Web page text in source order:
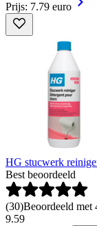
Prijs: 7.79 euro
HG stucwerk
Best beoordeeld
(30)Beoordeeld met
9.59